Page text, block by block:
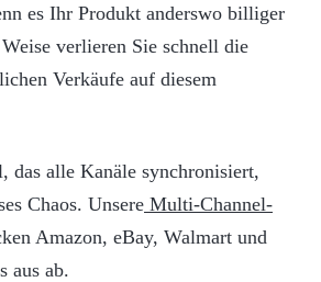
es Ihr Produkt anderswo billiger
verlieren Sie schnell die
Verkäufe auf diesem
das alle Kanäle synchronisiert,
Chaos. Unsere Multi-Channel-
Amazon, eBay, Walmart und
aus ab.